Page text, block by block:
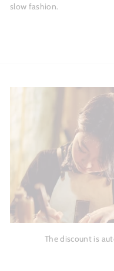
slow fashion.
The discount is